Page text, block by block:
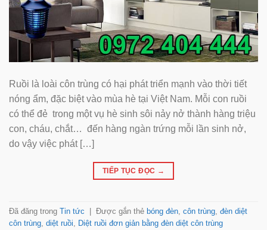
Ruồi là loài côn trùng có hại phát triển mạnh vào thời tiết
nóng ẩm, đặc biệt vào mùa hè tại Việt Nam. Mỗi con ruồi
có thể đẻ trong một vụ hè sinh sôi nảy nở thành hàng triệu
con, cháu, chắt… đến hàng ngàn trứng mỗi lần sinh nở,
do vậy việc phát […]
TIẾP TỤC ĐỌC →
Đã đăng trong Tin tức Được gắn thẻ bóng đèn, côn trùng, đèn diệt
côn trùng, diệt ruồi, Diệt ruồi đơn giản bằng đèn diệt côn trùng